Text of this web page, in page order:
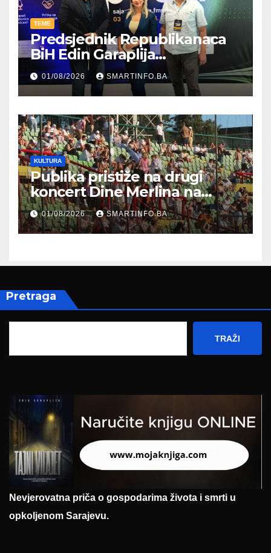
TEME
Predsjednik Republikanaca
BiH Edin Garaplija
prisustvovao prezentaciji
Federalnog sajma
zapošljavanja
01/08/2026 SMARTINFO.BA
KULTURA
Publika pristiže na drugi
koncert Dine Merlina na
Koševu
01/08/2026 SMARTINFO.BA
Pretraga
TRAŽI
Nevjerovatna priča o gospodarima života i smrti u
opkoljenom Sarajevu.